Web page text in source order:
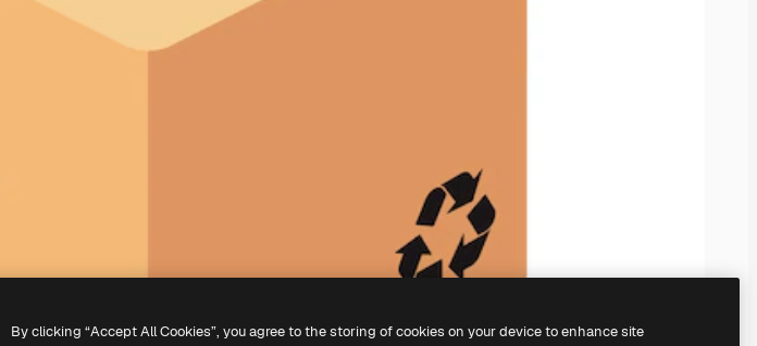
By clicking “Accept All Cookies”, you agree to the storing of cookies on your device to enhance site